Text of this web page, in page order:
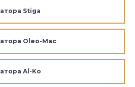
Stiga
Oleo-Mac
Al-Ko